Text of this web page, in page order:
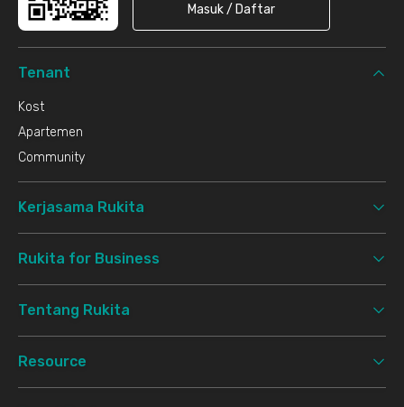
Masuk / Daftar
Tenant
Kost
Apartemen
Community
Kerjasama Rukita
Rukita for Business
Tentang Rukita
Resource